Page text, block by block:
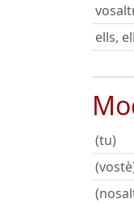
ells,
(tu)